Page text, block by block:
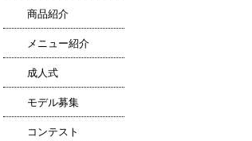
商品紹介
メニュー紹介
成人式
モデル募集
コンテスト